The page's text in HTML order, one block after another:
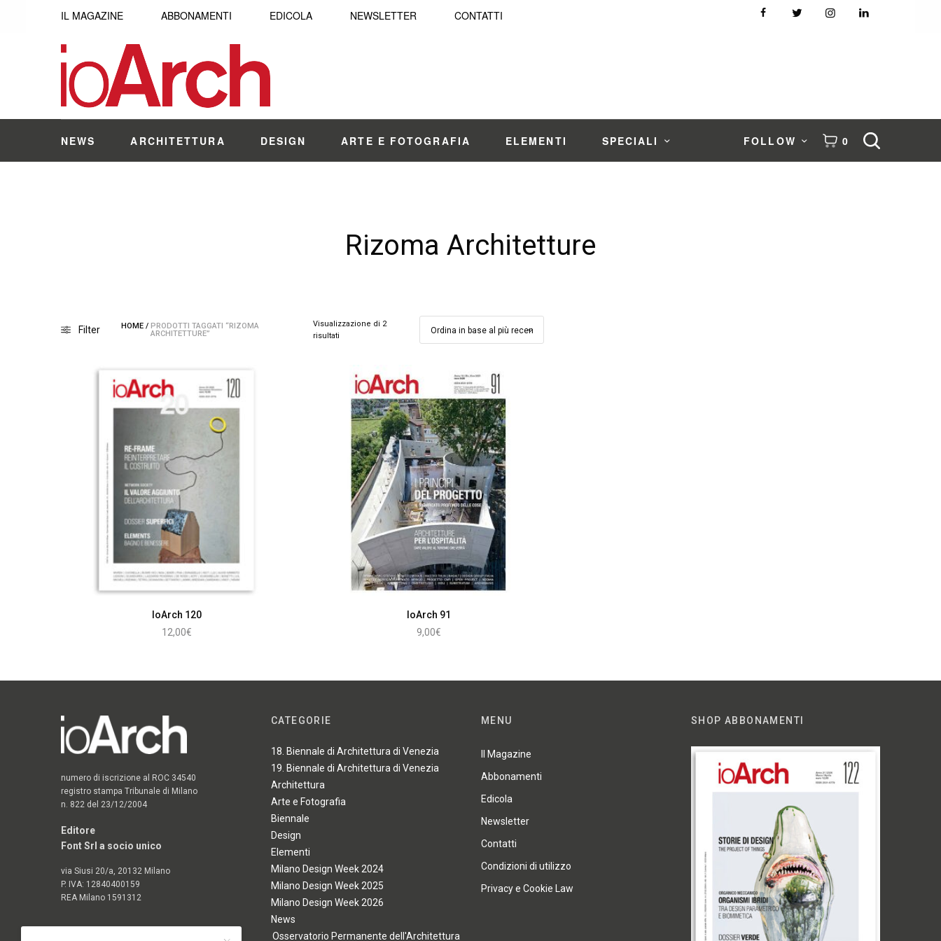
IL MAGAZINE ABBONAMENTI EDICOLA NEWSLETTER CONTATTI
NEWS ARCHITETTURA DESIGN ARTE E FOTOGRAFIA ELEMENTI SPECIALI FOLLOW 0
Rizoma Architetture
Filter HOME / PRODOTTI TAGGATI “RIZOMA
ARCHITETTURE”
Visualizzazione di 2
risultati
IoArch 120
12,00€
IoArch 91
9,00€
numero di iscrizione al ROC 34540
registro stampa Tribunale di Milano
n. 822 del 23/12/2004
Editore
Font Srl a socio unico
via Siusi 20/a, 20132 Milano
P. IVA: 12840400159
REA Milano 1591312
CATEGORIE
18. Biennale di Architettura di Venezia
19. Biennale di Architettura di Venezia
Architettura
Arte e Fotografia
Biennale
Design
Elementi
Milano Design Week 2024
Milano Design Week 2025
Milano Design Week 2026
News
Osservatorio Permanente dell'Architettura
MENU
Il Magazine
Abbonamenti
Edicola
Newsletter
Contatti
Condizioni di utilizzo
Privacy e Cookie Law
SHOP ABBONAMENTI